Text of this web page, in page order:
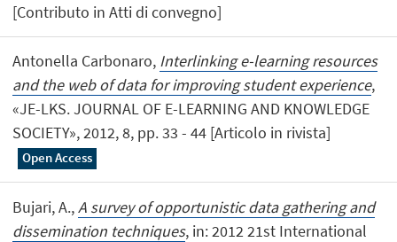
[Contributo in Atti di convegno]
Antonella Carbonaro, Interlinking e-learning resources
and the web of data for improving student experience,
«JE-LKS. JOURNAL OF E-LEARNING AND KNOWLEDGE
SOCIETY», 2012, 8, pp. 33 - 44 [Articolo in rivista]
Open Access
Bujari, A.,A survey of opportunistic data gathering and
dissemination techniques, in: 2012 21st International